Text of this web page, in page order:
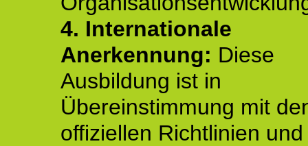
4. Internationale
Anerkennung: Diese
Ausbildung ist in
Übereinstimmung mit
offiziellen Richtlinien